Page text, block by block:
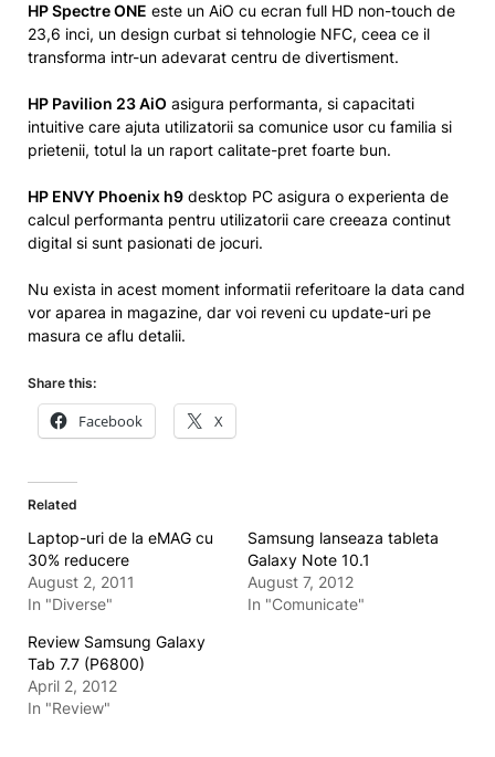
HP Spectre ONE este un AiO cu ecran full HD non-touch de
23,6 inci, un design curbat si tehnologie NFC, ceea ce il
transforma intr-un adevarat centru de divertisment.
HP Pavilion 23 AiO asigura performanta, si capacitati
intuitive care ajuta utilizatorii sa comunice usor cu familia si
prietenii, totul la un raport calitate-pret foarte bun.
HP ENVY Phoenix h9 desktop PC asigura o experienta de
calcul performanta pentru utilizatorii care creeaza continut
digital si sunt pasionati de jocuri.
Nu exista in acest moment informatii referitoare la data cand
vor aparea in magazine, dar voi reveni cu update-uri pe
masura ce aflu detalii.
Share this:
Facebook X
Related
Laptop-uri de la eMAG cu
30% reducere
August 2, 2011
In "Diverse"
Samsung lanseaza tableta
Galaxy Note 10.1
August 7, 2012
In "Comunicate"
Review Samsung Galaxy
Tab 7.7 (P6800)
April 2, 2012
In "Review"